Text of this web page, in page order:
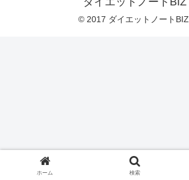
© 2017 ダイエットノートBIZ.
ホーム 検索